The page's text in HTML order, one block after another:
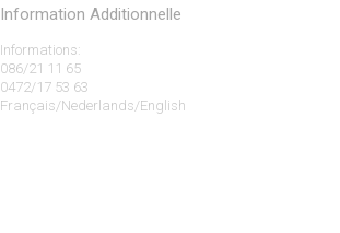
Information Additionnelle
Informations:
086/21 11 65
0472/17 53 63
Français/Nederlands/English
Kohti Kisoja
Yamagata Tournament
13 févr. 2022|Japon